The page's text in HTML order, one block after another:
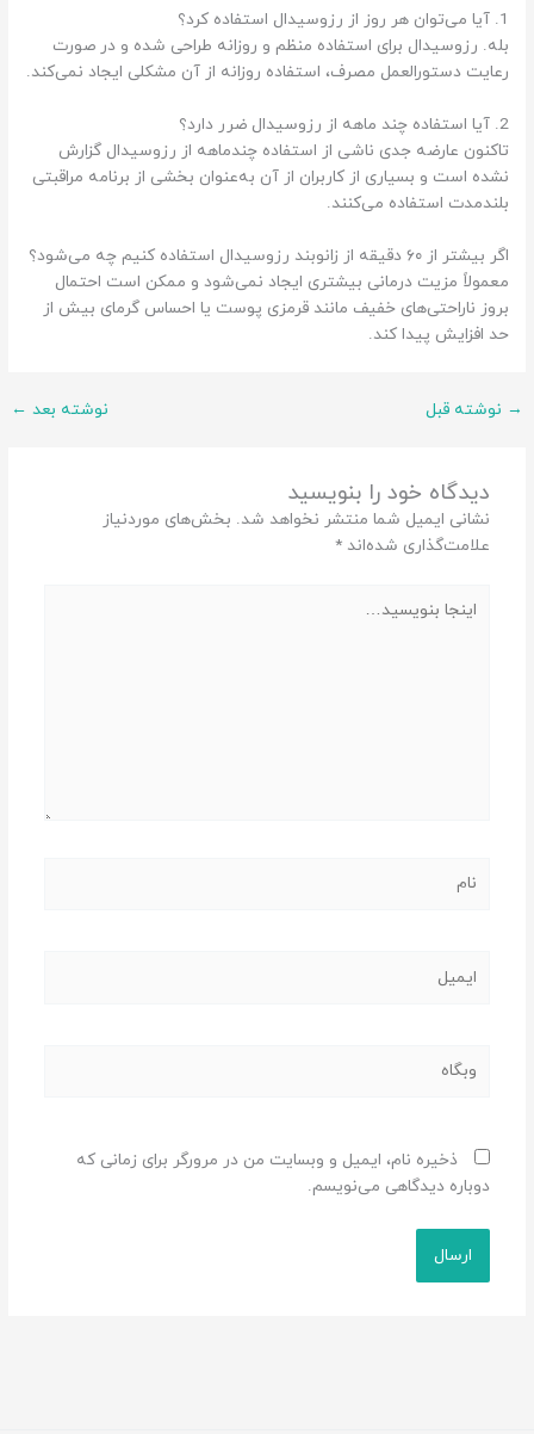
1. آیا می‌توان هر روز از رزوسیدال استفاده کرد؟
بله. رزوسیدال برای استفاده منظم و روزانه طراحی شده و در صورت
رعایت دستورالعمل مصرف، استفاده روزانه از آن مشکلی ایجاد نمی‌کند.
2. آیا استفاده چند ماهه از رزوسیدال ضرر دارد؟
تاکنون عارضه جدی ناشی از استفاده چندماهه از رزوسیدال گزارش
نشده است و بسیاری از کاربران از آن به‌عنوان بخشی از برنامه مراقبتی
بلندمدت استفاده می‌کنند.
اگر بیشتر از ۶۰ دقیقه از زانوبند رزوسیدال استفاده کنیم چه می‌شود؟
معمولاً مزیت درمانی بیشتری ایجاد نمی‌شود و ممکن است احتمال
بروز ناراحتی‌های خفیف مانند قرمزی پوست یا احساس گرمای بیش از
حد افزایش پیدا کند.
→ نوشته قبل نوشته بعد ←
دیدگاه‌ خود را بنویسید
نشانی ایمیل شما منتشر نخواهد شد. بخش‌های موردنیاز
علامت‌گذاری شده‌اند *
بنویسید…
وبگاه
ذخیره نام، ایمیل و وبسایت من در مرورگر برای زمانی که
دوباره دیدگاهی می‌نویسم.